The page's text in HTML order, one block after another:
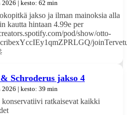
2026 | kesto: 62 min
jakso ja ilman mainoksia alla
kautta hintaan 4.99e per
pod/show/otto-
Schroderus jakso 4
2026 | kesto: 39 min
ratkaisevat kaikki